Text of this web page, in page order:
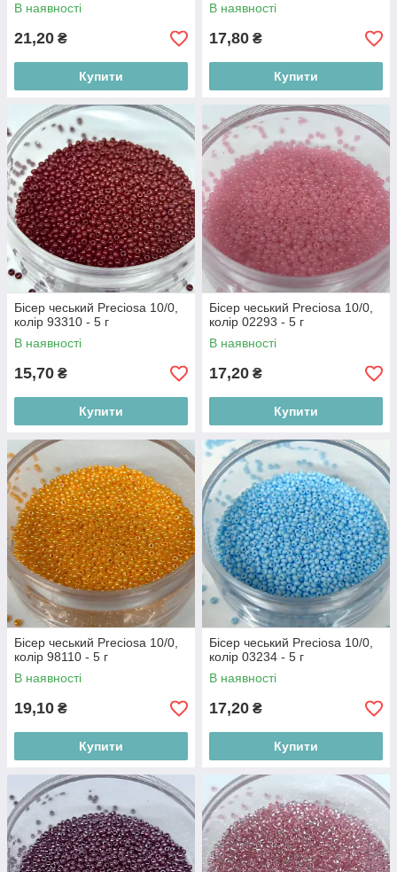
В наявності
21,20 ₴
Купити
В наявності
17,80 ₴
Купити
Бісер чеський Preciosa 10/0,
колір 93310 - 5 г
В наявності
15,70 ₴
Купити
Бісер чеський Preciosa 10/0,
колір 02293 - 5 г
В наявності
17,20 ₴
Купити
Бісер чеський Preciosa 10/0,
колір 98110 - 5 г
В наявності
19,10 ₴
Купити
Бісер чеський Preciosa 10/0,
колір 03234 - 5 г
В наявності
17,20 ₴
Купити